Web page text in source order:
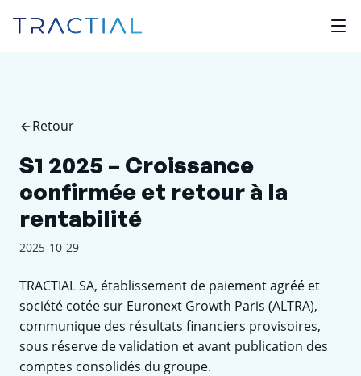
Retour
S1 2025 – Croissance
confirmée et retour à la
rentabilité
2025-10-29
TRACTIAL SA, établissement de paiement agréé et
société cotée sur Euronext Growth Paris (ALTRA),
communique des résultats financiers provisoires,
sous réserve de validation et avant publication des
comptes consolidés du groupe.